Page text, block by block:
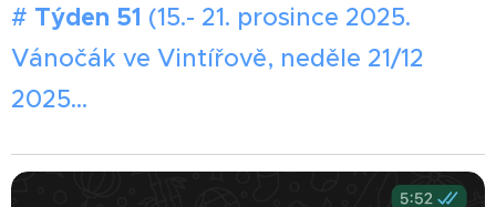
# Týden 51 (15.- 21. prosince 2025.
Vánočák ve Vintířově, neděle 21/12
2025...